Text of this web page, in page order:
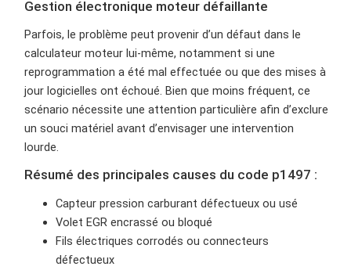
Gestion électronique moteur défaillante
Parfois, le problème peut provenir d’un défaut dans le
calculateur moteur lui-même, notamment si une
reprogrammation a été mal effectuée ou que des mises à
jour logicielles ont échoué. Bien que moins fréquent, ce
scénario nécessite une attention particulière afin d’exclure
un souci matériel avant d’envisager une intervention
lourde.
Résumé des principales causes du code p1497 :
Capteur pression carburant défectueux ou usé
Volet EGR encrassé ou bloqué
Fils électriques corrodés ou connecteurs
défectueux